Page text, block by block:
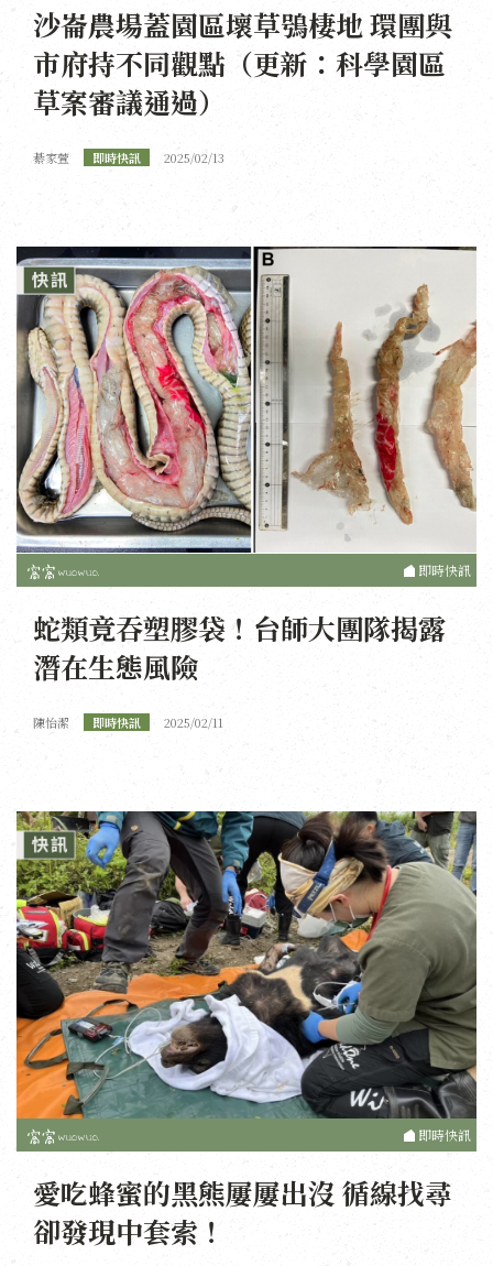
沙崙農場蓋園區壞草鴞棲地 環團與
市府持不同觀點（更新：科學園區
草案審議通過）
綦家萱 即時快訊 2025/02/13
即時快訊
蛇類竟吞塑膠袋！台師大團隊揭露
潛在生態風險
陳怡潔 即時快訊 2025/02/11
即時快訊
愛吃蜂蜜的黑熊屢屢出沒 循線找尋
卻發現中套索！